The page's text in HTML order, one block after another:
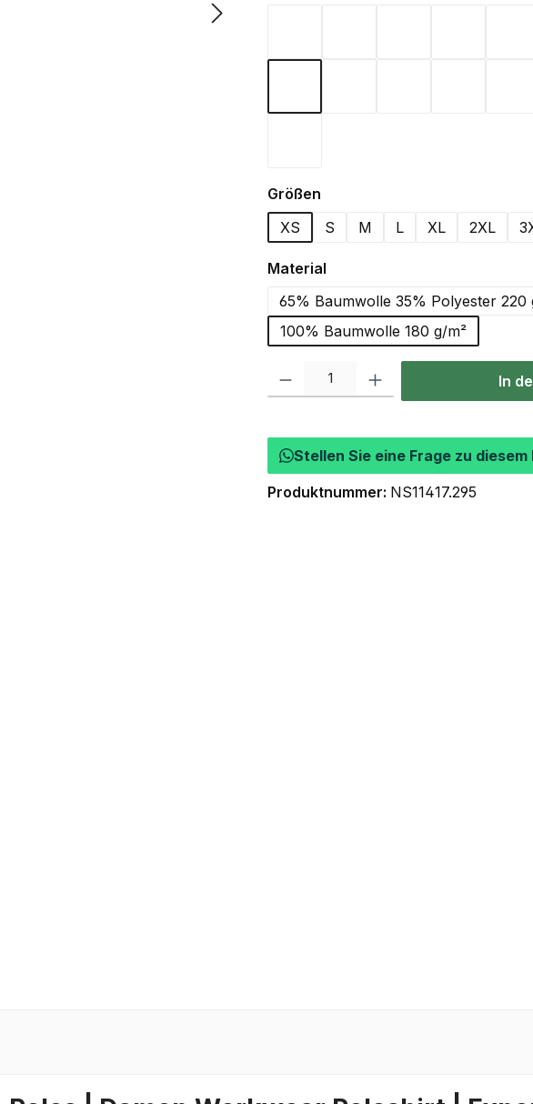
Größenauswählen
XS
S M L XL 2XL
Materialauswählen
65% Baumwolle 35% Polyester 220
100% Baumwolle 180 g/m²
Produkt Anzahl: Gib den gewünschten
In
Stellen Sie eine Frage zu diesem
Produktnummer: NS11417.295